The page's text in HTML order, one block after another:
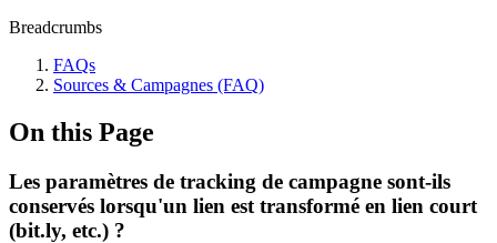
Breadcrumbs
FAQs
Sources & Campagnes (FAQ)
On this Page
Les paramètres de tracking de campagne sont-ils
conservés lorsqu'un lien est transformé en lien court
(bit.ly, etc.) ?